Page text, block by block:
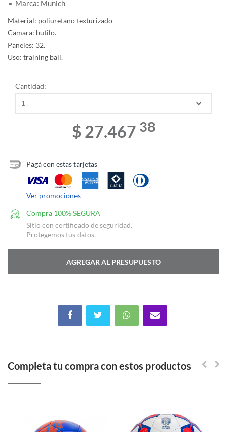
Marca: Munich
Material: poliuretano texturizado
Camara: butilo.
Paneles: 32.
Uso: training ball.
Cantidad:
$ 27.467 38
Pagá con estas tarjetas
Ver promociones
Compra 100% SEGURA
Sitio con certificado de seguridad.
Protegemos tus datos.
AGREGAR AL PRESUPUESTO
Completa tu compra con estos productos